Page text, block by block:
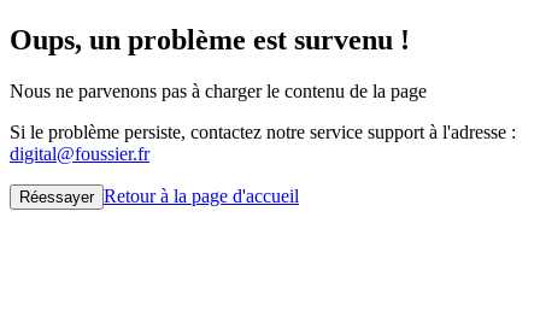
Oups, un problème est survenu !
Nous ne parvenons pas à charger le contenu de la page
Si le problème persiste, contactez notre service support à l'adresse :
digital@foussier.fr
Réessayer Retour à la page d'accueil